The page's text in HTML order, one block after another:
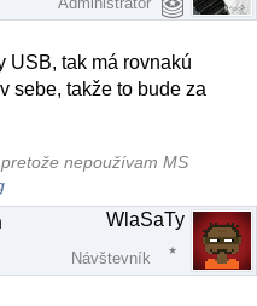
USB, tak má rovnakú
sebe, takže to bude za
nepoužívam MS
WlaSaTy
Návštevník